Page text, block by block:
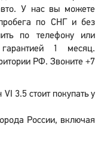
У нас вы можете
по СНГ и без
по телефону или
1 месяц.
РФ. Звоните +7
3.5 стоит покупать у
России, включая